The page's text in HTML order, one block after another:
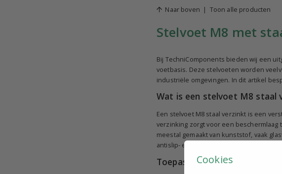
Naar boven | Toon alle producten
Stelvoet M8 met
Bij TechniComponents bieden wij een
voetbasis. Deze stelvoeten worden
industriële omgevingen. In dit artikel
Wat is een stelvoet M8 staal
Een stelvoet M8 staal verzinkt is een
verzinking zorgt voor een
meestal gemaakt van kunststof, vaak
antislip- en antivibratieschijf van rubber,
Toepassingen van stelvoeten
Cookies